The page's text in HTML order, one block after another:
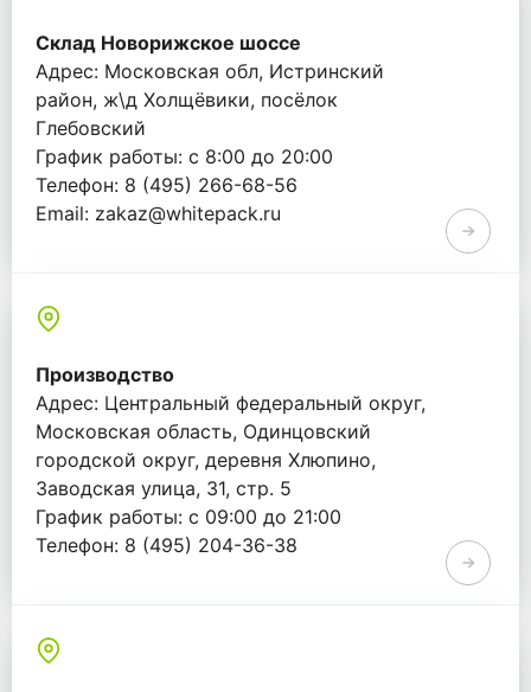
Склад Новорижское шоссе
Адрес: Московская обл, Истринский
район, ж\д Холщёвики, посёлок
Глебовский
График работы: с 8:00 до 20:00
Телефон: 8 (495) 266-68-56
Email: zakaz@whitepack.ru
Производство
Адрес: Центральный федеральный округ,
Московская область, Одинцовский
городской округ, деревня Хлюпино,
Заводская улица, 31, стр. 5
График работы: с 09:00 до 21:00
Телефон: 8 (495) 204-36-38